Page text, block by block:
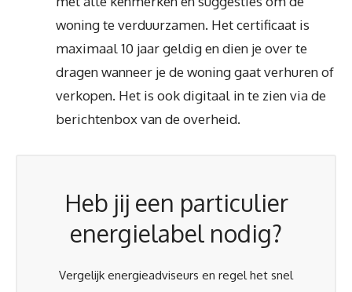
woning te verduurzamen. Het certificaat is
maximaal 10 jaar geldig en dien je over te
dragen wanneer je de woning gaat verhuren of
verkopen. Het is ook digitaal in te zien via de
berichtenbox van de overheid.
Heb jij een particulier
energielabel nodig?
Vergelijk energieadviseurs en regel het snel